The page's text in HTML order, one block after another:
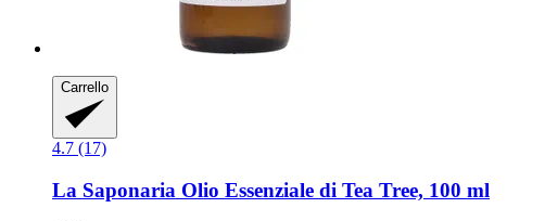
Carrello
4.7 (17)
La Saponaria Olio Essenziale di Tea Tree, 100 ml